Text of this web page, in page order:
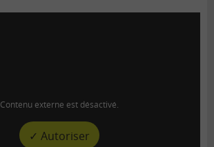
Contenu externe est désactivé.
✓ Autoriser